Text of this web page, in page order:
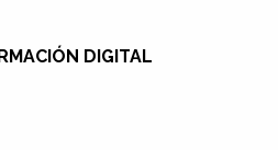
DIGITAL